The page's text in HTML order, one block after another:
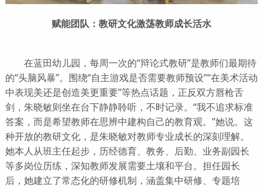
赋能团队：教研文化激荡教师成长活水
在蓝田幼儿园，每周一次的“辩论式教研”是教师们最期待
的“头脑风暴”。围绕“自主游戏是否需要教师预设”“在美术活动
中表现美还是创造美更重要”等热点话题，正反双方唇枪舌
剑，朱晓敏则坐在台下静静聆听，不时记录。“我不追求标准
答案，而是希望教师在思辨中建构自己的教育观。”她说。这
种开放的教研文化，是朱晓敏对教师专业成长的深刻理解。
她本人从班主任起步，历经德育、教务、后勤、业务副园长
等多岗位历练，深知教师发展需要土壤和平台。担任园长
后，她建立了常态化的研修机制，涵盖集中研修、专题培